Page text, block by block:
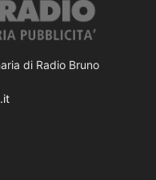
di Radio Bruno